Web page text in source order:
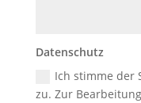
Datenschutz
Ich stimme der
zu. Zur